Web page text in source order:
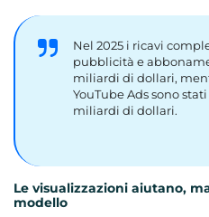
Nel 2025 i ricavi
pubblicità e
miliardi di dollari,
YouTube Ads sono
miliardi di dollari.
Le visualizzazioni aiutano,
modello